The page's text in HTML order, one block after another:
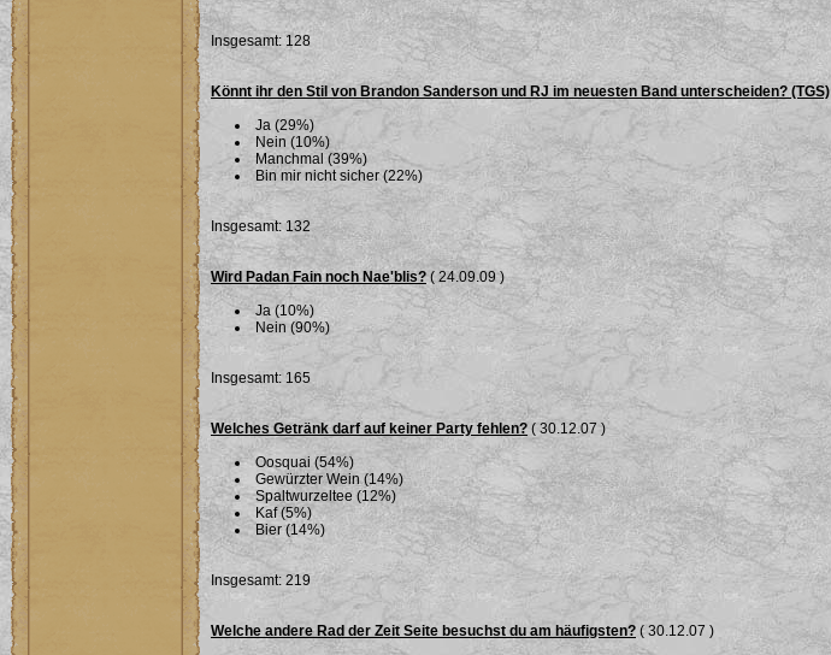
Insgesamt: 128
Könnt ihr den Stil von Brandon Sanderson und RJ im neuesten Band unterscheiden? (TGS)
Ja (29%)
Nein (10%)
Manchmal (39%)
Bin mir nicht sicher (22%)
Insgesamt: 132
Wird Padan Fain noch Nae'blis?( 24.09.09 )
Ja (10%)
Nein (90%)
Insgesamt: 165
Welches Getränk darf auf keiner Party fehlen? ( 30.12.07 )
Oosquai (54%)
Gewürzter Wein (14%)
Spaltwurzeltee (12%)
Kaf (5%)
Bier (14%)
Insgesamt: 219
Welche andere Rad der Zeit Seite besuchst du am häufigsten? ( 30.12.07 )